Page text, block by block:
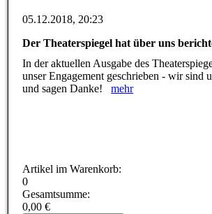
05.12.2018, 20:23
Der Theaterspiegel hat über uns
In der aktuellen Ausgabe des
unser Engagement geschrieben - wir sind
und sagen Danke!mehr
Artikel im Warenkorb:
0
Gesamtsumme:
0,00 €